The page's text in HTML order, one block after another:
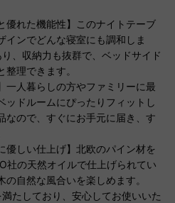
優れた機能性】このナイトテーブ
インでどんな寝室にも調和しま
、収納力も抜群で、ベッドサイド
理できます。
一人暮らしの方やファミリーに最
ッドルームにぴったりフィットし
なので、すぐにお手元に届き、す
優しい仕上げ】北欧のパイン材を
社の天然オイルで仕上げられてい
の自然な風合いを楽しめます。
しており、安心してお使いいた